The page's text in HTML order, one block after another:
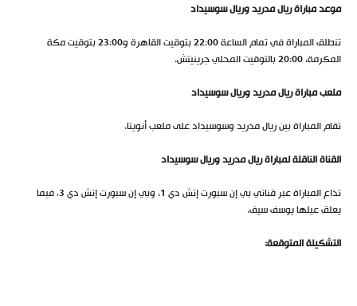
موعد مباراة ريال مدريد وريال سوسيداد
تنطلق المباراة في تمام الساعة 22:00 بتوقيت القاهرة و23:00 بتوقيت مكة
المكرمة، 20:00 بالتوقيت المحلي جرينيتش.
ملعب مباراة ريال مدريد وريال سوسيداد
تقام المباراة بين ريال مدريد وسوسيداد على ملعب أنويتا.
القناة الناقلة لمباراة ريال مدريد وريال سوسيداد
تذاع المباراة عبر قناتي بي إن سبورت إتش دي 1، وبي إن سبورت إتش دي 3، فيما
يعلق عيلها يوسف سيف.
التشكيلة المتوقعة: